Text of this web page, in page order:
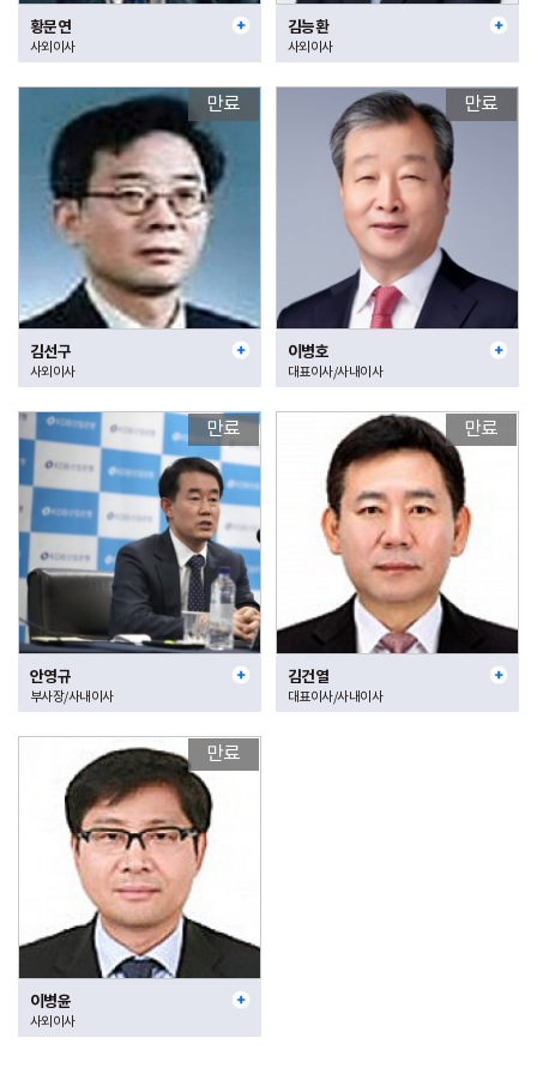
황문연
사외이사
김능환
사외이사
만료
김선구
사외이사
만료
이병호
대표이사/사내이사
만료
안영규
부사장/사내이사
만료
김건열
대표이사/사내이사
만료
이병윤
사외이사